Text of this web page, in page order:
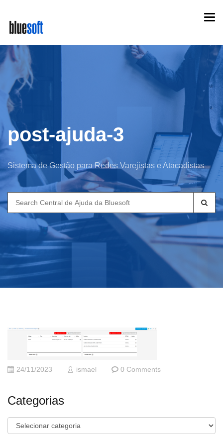
main
content
post-ajuda-3
Sistema de Gestão para Redes Varejistas e Atacadistas
Search
for:
24/11/2023 ismael 0 Comments
Categorias
Categorias